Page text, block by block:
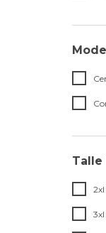
Talle
2xl
3xl